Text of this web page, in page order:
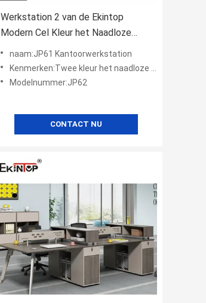
Werkstation 2 van de Ekintop
Modern Cel Kleur het Naadloze
Stikken voor Bureau
naam:JP61 Kantoorwerkstation
Kenmerken:Twee kleur het naadloze stikken
Modelnummer:JP62
CONTACT NU